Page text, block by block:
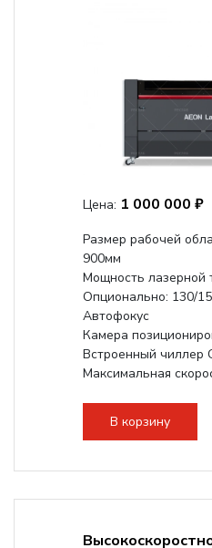
Цена: 1 000 000 ₽
Размер рабочей
900мм
Мощность лазерной
Опционально: 130/
Автофокус
Камера
Встроенный чиллер
Максимальная
140мм,...
В корзину